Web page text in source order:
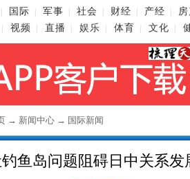
国际 军事 社会 财经 产经
视频 直播 娱乐 体育 文化
→ 新闻中心 → 国际新闻
鱼岛问题阻碍日中关系发